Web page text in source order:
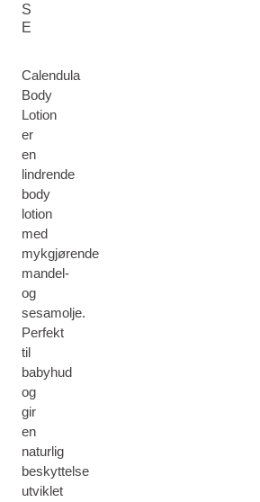
S
E
Calendula
Body
Lotion
er
en
lindrende
body
lotion
med
mykgjørende
mandel-
og
sesamolje.
Perfekt
til
babyhud
og
gir
en
naturlig
beskyttelse
utviklet